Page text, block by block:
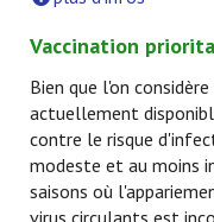
Vaccination
Bien que l'on
actuellement
contre le risque
modeste et au moins
saisons où
virus circulants est